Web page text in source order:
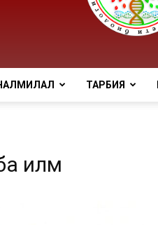
ТАРБИЯ
илм